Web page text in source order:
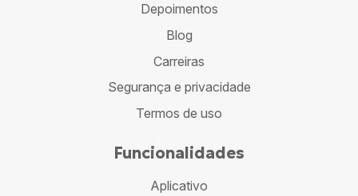
Depoimentos
Blog
Carreiras
Segurança e privacidade
Termos de uso
Funcionalidades
Aplicativo